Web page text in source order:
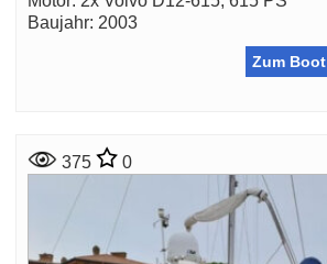
Baujahr: 2003
Zum Boot
375 0